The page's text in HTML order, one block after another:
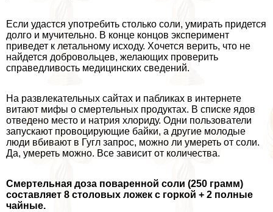
Если удастся употребить столько соли, умирать придется
долго и мучительно. В конце концов эксперимент
приведет к летальному исходу. Хочется верить, что не
найдется добровольцев, желающих проверить
справедливость медицинских сведений.
На развлекательных сайтах и пабликах в интернете
витают мифы о cмepтельных продуктах. В списке ядов
отведено место и натрия хлориду. Одни пользователи
запускают провоцирующие байки, а другие молодые
люди вбивают в Гугл запрос, можно ли умереть от соли.
Да, умереть можно. Все зависит от количества.
Смертельная доза поваренной соли (250 грамм)
составляет 8 столовых ложек с горкой + 2 полные
чайные.